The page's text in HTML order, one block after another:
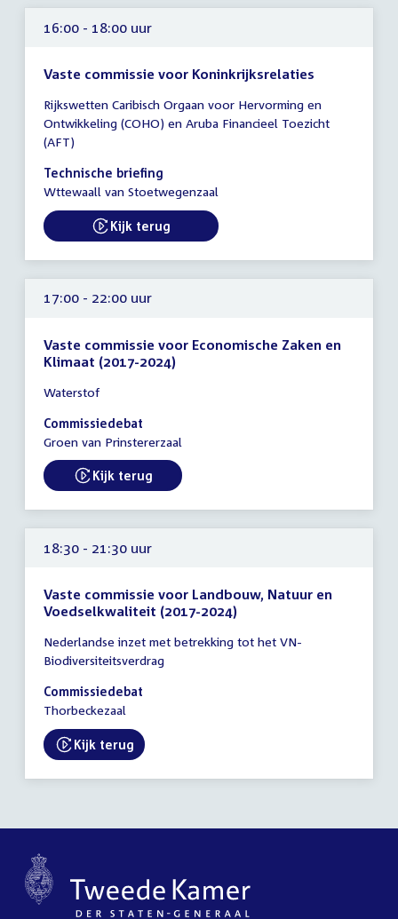
16:00 - 18:00 uur
Vaste commissie voor Koninkrijksrelaties
vergadering
16:00
-
18:00
uur
Rijkswetten Caribisch Orgaan voor Hervorming en
Ontwikkeling (COHO) en Aruba Financieel Toezicht
(AFT)
Technische briefing
Wttewaall van Stoetwegenzaal
External link:
Kijk terug
17:00 - 22:00 uur
Vaste commissie voor Economische Zaken en
Klimaat (2017-2024)
vergadering
17:00
-
uur
Waterstof
Commissiedebat
Groen van Prinstererzaal
External link:
Kijk terug
18:30 - 21:30 uur
Vaste commissie voor Landbouw, Natuur en
Voedselkwaliteit (2017-2024)
vergadering
18:30
-
21:30
Nederlandse inzet met betrekking tot het VN-
Biodiversiteitsverdrag
Commissiedebat
Thorbeckezaal
External link:
Kijk terug